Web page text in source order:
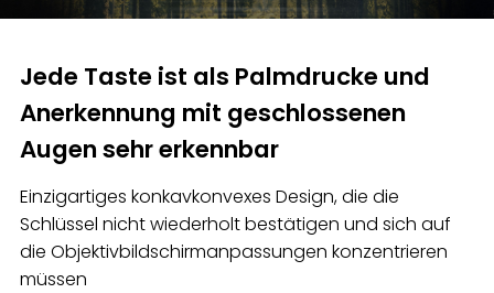
Jede Taste ist als Palmdrucke und
Anerkennung mit geschlossenen
Augen sehr erkennbar
Einzigartiges konkavkonvexes Design, die die
Schlüssel nicht wiederholt bestätigen und sich auf
die Objektivbildschirmanpassungen konzentrieren
müssen